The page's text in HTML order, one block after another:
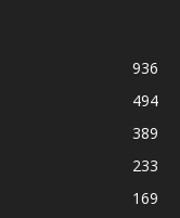
936
494
389
233
169